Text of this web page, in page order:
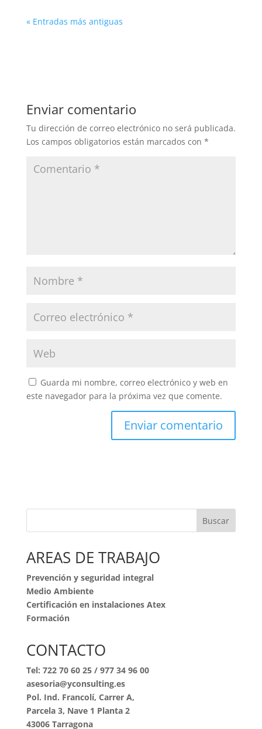
« Entradas más antiguas
Enviar comentario
Tu dirección de correo electrónico no será publicada.
Los campos obligatorios están marcados con *
Guarda mi nombre, correo electrónico y web en
este navegador para la próxima vez que comente.
Buscar
AREAS DE TRABAJO
Prevención y seguridad integral
Medio Ambiente
Certificación en instalaciones Atex
Formación
CONTACTO
Tel: 722 70 60 25/ 977 34 96 00
asesoria@yconsulting.es
Pol. Ind. Francolí, Carrer A,
Parcela 3, Nave 1 Planta 2
43006 Tarragona